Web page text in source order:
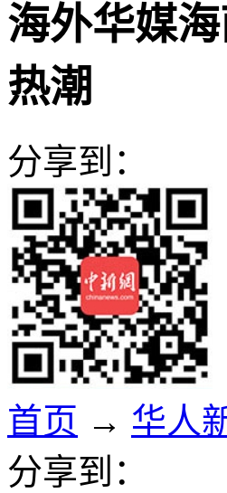
海外华媒
热潮
分享到：
首页 → 华人
分享到：